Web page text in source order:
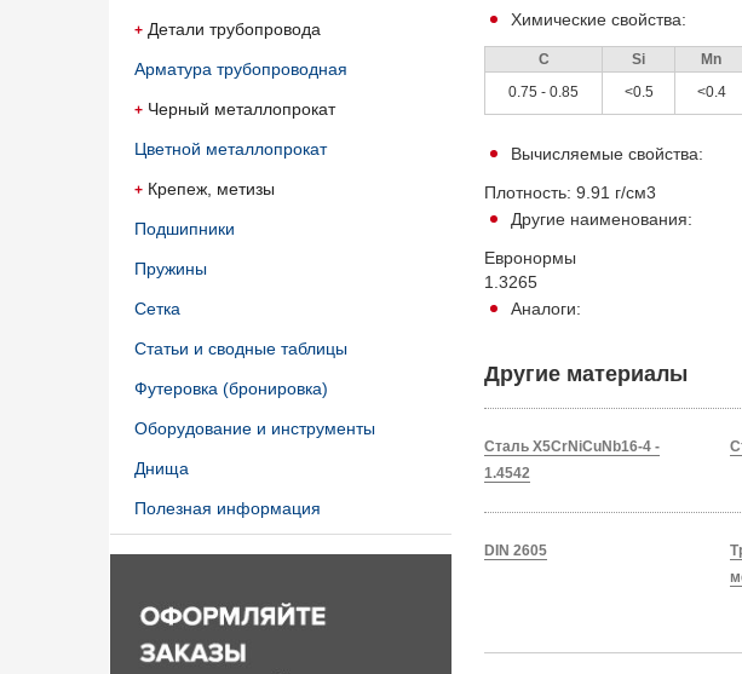
Детали трубопровода
Арматура трубопроводная
Черный металлопрокат
Цветной металлопрокат
Крепеж, метизы
Подшипники
Пружины
Сетка
Статьи и сводные таблицы
Футеровка (бронировка)
Оборудование и инструменты
Днища
Полезная информация
Химические свойства:
C Si Mn
0.75 - 0.85
<0.5 <0.4
Вычисляемые свойства:
Другие наименования:
Евронормы
1.3265
Аналоги:
Другие материалы
Сталь X5CrNiCuNb16-4 -
1.4542
DIN 2605